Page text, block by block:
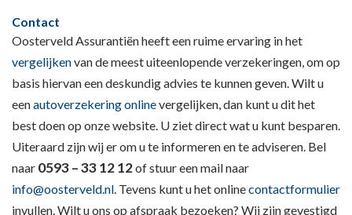
Contact
Oosterveld Assurantiën heeft een ruime ervaring in het
vergelijkenvan de meest uiteenlopende verzekeringen, om op
basis hiervan een deskundig advies te kunnen geven. Wilt u
eenautoverzekeringonlinevergelijken, dan kunt u dit het
best doen op onze website. U ziet direct wat u kunt besparen.
Uiteraard zijn wij er om u te informeren en te adviseren. Bel
naar 0593 – 33 12 12of stuur een mail naar
info@oosterveld.nl . Tevens kunt u het onlinecontactformulier
invullen. Wilt u ons op afspraak bezoeken? Wij zijn gevestigd